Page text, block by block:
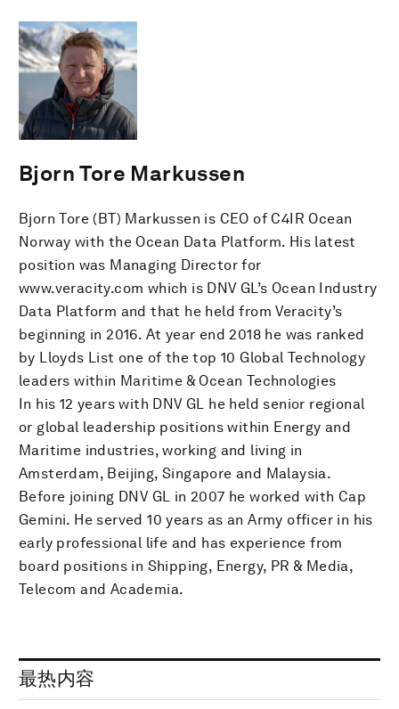
Bjorn Tore Markussen
Bjorn Tore (BT) Markussen is CEO of C4IR Ocean
Norway with the Ocean Data Platform. His latest
position was Managing Director for
www.veracity.com which is DNV GL’s Ocean Industry
Data Platform and that he held from Veracity’s
beginning in 2016. At year end 2018 he was ranked
by Lloyds List one of the top 10 Global Technology
leaders within Maritime & Ocean Technologies
In his 12 years with DNV GL he held senior regional
or global leadership positions within Energy and
Maritime industries, working and living in
Amsterdam, Beijing, Singapore and Malaysia.
Before joining DNV GL in 2007 he worked with Cap
Gemini. He served 10 years as an Army officer in his
early professional life and has experience from
board positions in Shipping, Energy, PR & Media,
Telecom and Academia.
最热内容